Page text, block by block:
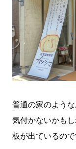
普通の家のよう
気付かないかも
板が出ているので